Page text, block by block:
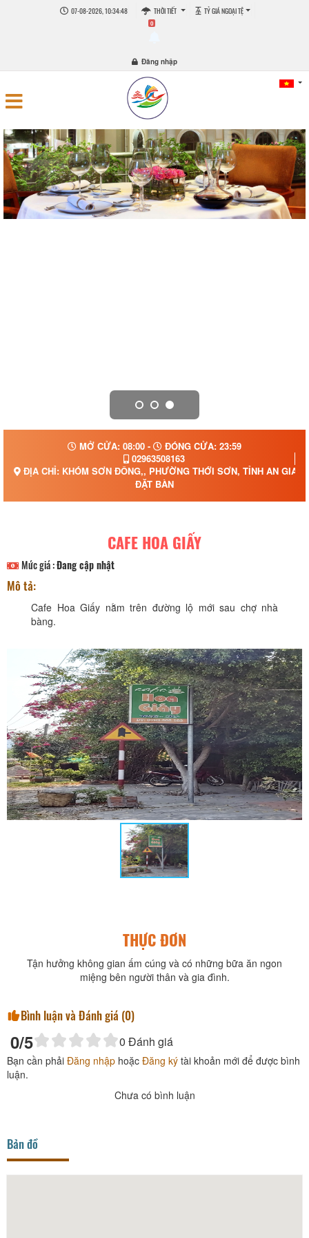
07-08-2026, 10:34:48 THỜI TIẾT TỶ GIÁ NGOẠI TỆ
0
Đăng nhập
MỞ CỬA: 08:00 -
ĐÓNG CỬA: 23:59
02963508163
ĐỊA CHỈ: KHÓM SƠN ĐÔNG,, PHƯỜNG THỚI SƠN, TỈNH AN
ĐẶT BÀN
CAFE HOA GIẤY
Mức giá :Đang cập nhật
Mô tả:
Cafe Hoa Giấy nằm trên đường lộ mới sau chợ nhà
bàng.
THỰC ĐƠN
Tận hưởng không gian ấm cúng và có những bữa ăn ngon
miệng bên người thân và gia đình.
Bình luận và Đánh giá (0)
0/5 0 Đánh giá
Bạn cần phải Đăng nhập hoặc Đăng ký tài khoản mới để được bình
luận.
Chưa có bình luận
Bản đồ